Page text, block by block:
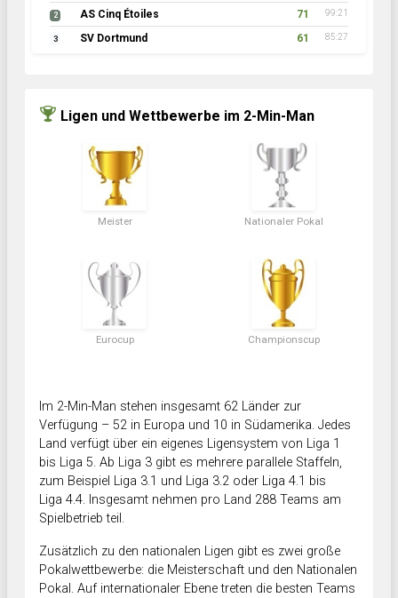
2 AS Cinq Étoiles 71 99:21
3 SV Dortmund 61 85:27
Ligen und Wettbewerbe im 2-Min-Man
Meister Nationaler Pokal
Eurocup Championscup
Im 2-Min-Man stehen insgesamt 62 Länder zur
Verfügung – 52 in Europa und 10 in Südamerika. Jedes
Land verfügt über ein eigenes Ligensystem von Liga 1
bis Liga 5. Ab Liga 3 gibt es mehrere parallele Staffeln,
zum Beispiel Liga 3.1 und Liga 3.2 oder Liga 4.1 bis
Liga 4.4. Insgesamt nehmen pro Land 288 Teams am
Spielbetrieb teil.
Zusätzlich zu den nationalen Ligen gibt es zwei große
Pokalwettbewerbe: die Meisterschaft und den Nationalen
Pokal. Auf internationaler Ebene treten die besten Teams